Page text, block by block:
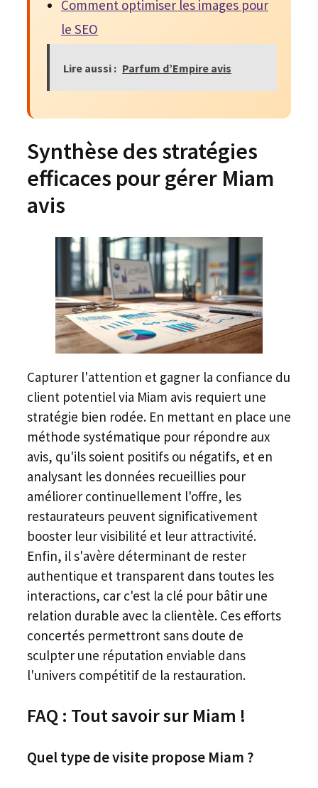
Comment optimiser les images pour
le SEO
Lire aussi : Parfum d’Empire avis
Synthèse des stratégies
efficaces pour gérer Miam
avis
Capturer l'attention et gagner la confiance du
client potentiel via Miam avis requiert une
stratégie bien rodée. En mettant en place une
méthode systématique pour répondre aux
avis, qu'ils soient positifs ou négatifs, et en
analysant les données recueillies pour
améliorer continuellement l'offre, les
restaurateurs peuvent significativement
booster leur visibilité et leur attractivité.
Enfin, il s'avère déterminant de rester
authentique et transparent dans toutes les
interactions, car c'est la clé pour bâtir une
relation durable avec la clientèle. Ces efforts
concertés permettront sans doute de
sculpter une réputation enviable dans
l'univers compétitif de la restauration.
FAQ : Tout savoir sur Miam !
Quel type de visite propose Miam ?